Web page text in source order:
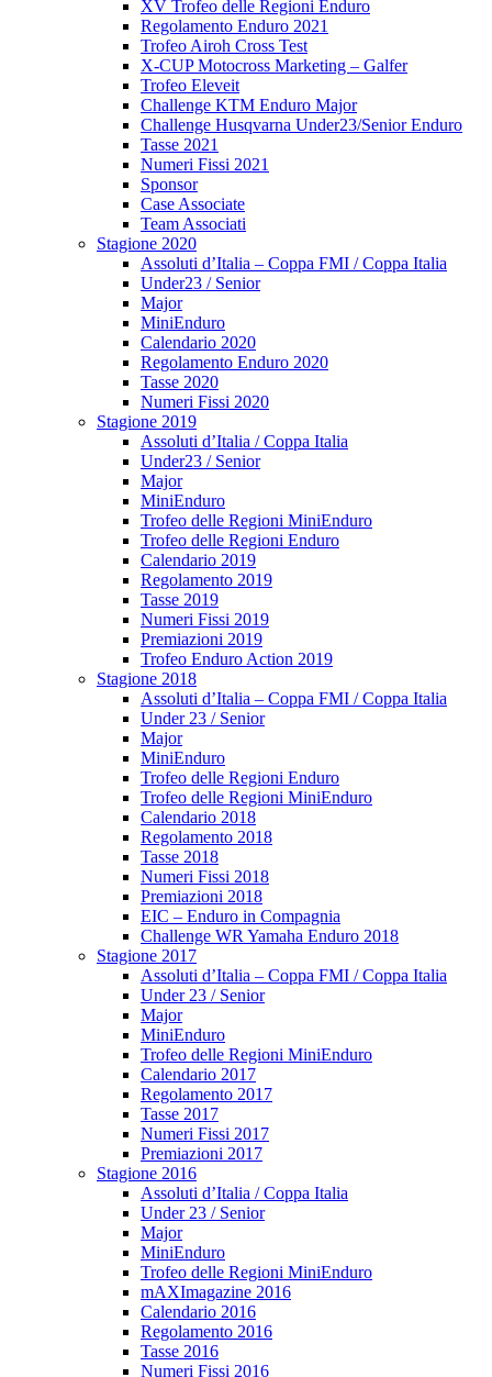
XV Trofeo delle Regioni Enduro
Regolamento Enduro 2021
Trofeo Airoh Cross Test
X-CUP Motocross Marketing – Galfer
Trofeo Eleveit
Challenge KTM Enduro Major
Challenge Husqvarna Under23/Senior Enduro
Tasse 2021
Numeri Fissi 2021
Sponsor
Case Associate
Team Associati
Stagione 2020
Assoluti d’Italia – Coppa FMI / Coppa Italia
Under23 / Senior
Major
MiniEnduro
Calendario 2020
Regolamento Enduro 2020
Tasse 2020
Numeri Fissi 2020
Stagione 2019
Assoluti d’Italia / Coppa Italia
Under23 / Senior
Major
MiniEnduro
Trofeo delle Regioni MiniEnduro
Trofeo delle Regioni Enduro
Calendario 2019
Regolamento 2019
Tasse 2019
Numeri Fissi 2019
Premiazioni 2019
Trofeo Enduro Action 2019
Stagione 2018
Assoluti d’Italia – Coppa FMI / Coppa Italia
Under 23 / Senior
Major
MiniEnduro
Trofeo delle Regioni Enduro
Trofeo delle Regioni MiniEnduro
Calendario 2018
Regolamento 2018
Tasse 2018
Numeri Fissi 2018
Premiazioni 2018
EIC – Enduro in Compagnia
Challenge WR Yamaha Enduro 2018
Stagione 2017
Assoluti d’Italia – Coppa FMI / Coppa Italia
Under 23 / Senior
Major
MiniEnduro
Trofeo delle Regioni MiniEnduro
Calendario 2017
Regolamento 2017
Tasse 2017
Numeri Fissi 2017
Premiazioni 2017
Stagione 2016
Assoluti d’Italia / Coppa Italia
Under 23 / Senior
Major
MiniEnduro
Trofeo delle Regioni MiniEnduro
mAXImagazine 2016
Calendario 2016
Regolamento 2016
Tasse 2016
Numeri Fissi 2016